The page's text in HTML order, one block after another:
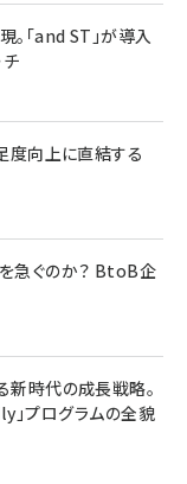
「and ST」が導入
度向上に直結する
急ぐのか？ BtoB企
新時代の成長戦略。
プログラムの全貌